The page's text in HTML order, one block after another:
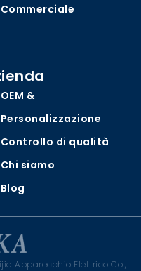
Commerciale
OEM &
Personalizzazione
Controllo di qualità
Chi siamo
Blog
Apparecchio Elettrico Co.,